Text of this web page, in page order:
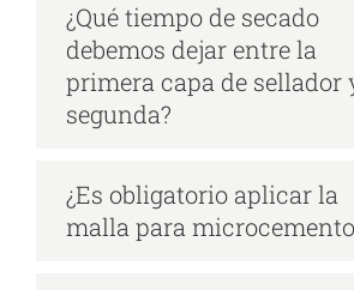
¿Qué tiempo de secado
debemos dejar entre la
primera capa de sellador
segunda?
¿Es obligatorio aplicar la
malla para